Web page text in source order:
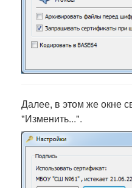
Далее, в этом же окне
"Изменить...".